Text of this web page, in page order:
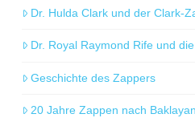
Dr. Hulda Clark und der Clark-
Dr. Royal Raymond Rife und
Geschichte des Zappers
20 Jahre Zappen nach Baklayan